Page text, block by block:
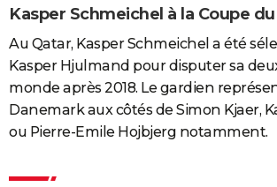
Kasper Schmeichel à la Coupe
Au Qatar, Kasper Schmeichel a été
Kasper Hjulmand pour disputer sa
monde après 2018. Le gardien
Danemark aux côtés de Simon Kjaer,
ou Pierre-Emile Hojbjerg notamment.